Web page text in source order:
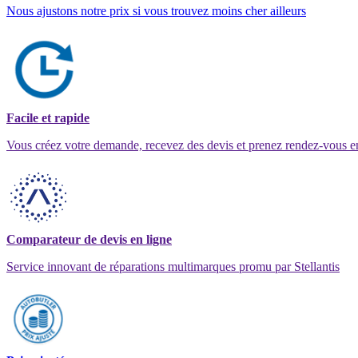
Nous ajustons notre prix si vous trouvez moins cher ailleurs
Facile et rapide
Vous créez votre demande, recevez des devis et prenez rendez-vous
Comparateur de devis en ligne
Service innovant de réparations multimarques promu par Stellantis